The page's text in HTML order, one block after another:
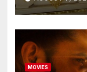
MOVIES